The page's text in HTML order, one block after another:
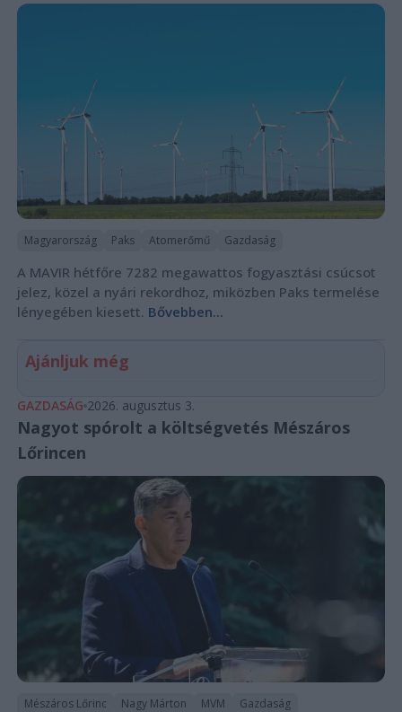
Magyarország Paks Atomerőmű Gazdaság
A MAVIR hétfőre 7282 megawattos fogyasztási csúcsot
jelez, közel a nyári rekordhoz, miközben Paks termelése
lényegében kiesett. Bővebben...
Ajánljuk még
GAZDASÁG 2026. augusztus 3.
Nagyot spórolt a költségvetés Mészáros
Lőrincen
Mészáros Lőrinc Nagy Márton MVM
Gazdaság